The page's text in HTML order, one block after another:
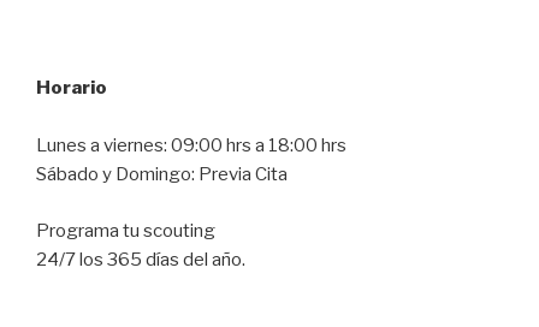
Horario
Lunes a viernes: 09:00 hrs a 18:00 hrs
Sábado y Domingo: Previa Cita
Programa tu scouting
24/7 los 365 días del año.